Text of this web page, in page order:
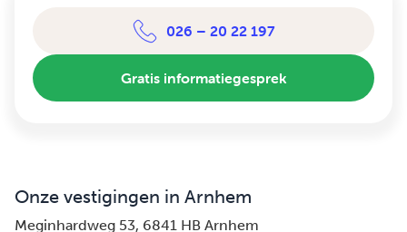
026 – 20 22 197
Gratis informatiegesprek
Onze vestigingen in Arnhem
Meginhardweg 53, 6841 HB Arnhem